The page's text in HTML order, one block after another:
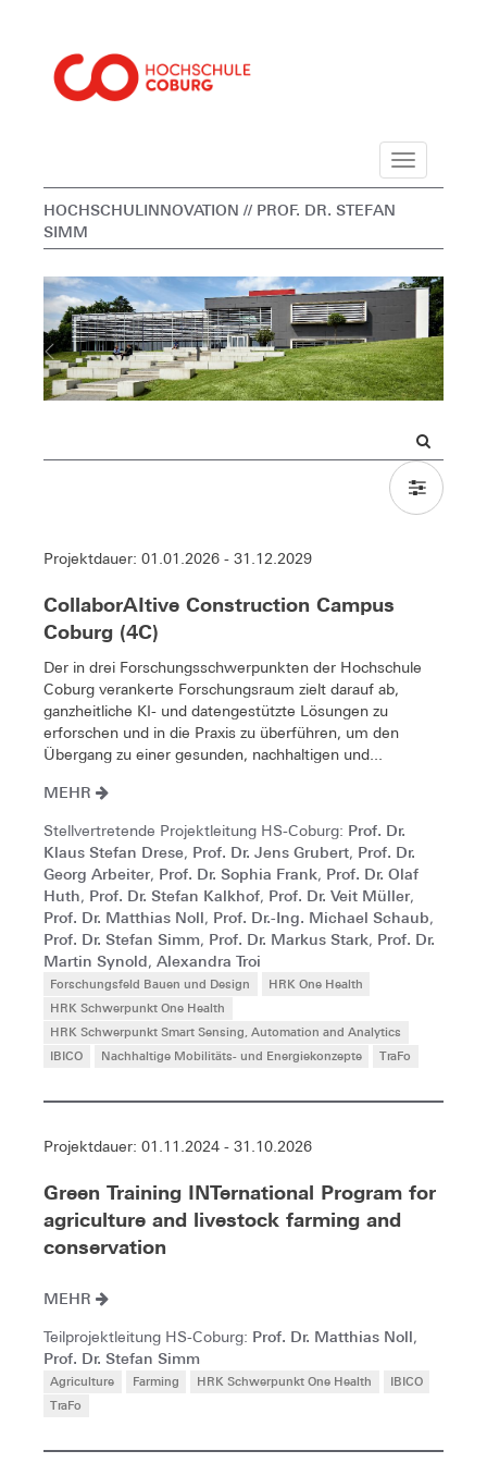
Navigation
HOCHSCHULINNOVATION // PROF. DR. STEFAN
SIMM
Projektdauer: 01.01.2026 - 31.12.2029
CollaborAItive Construction Campus
Coburg (4C)
Der in drei Forschungsschwerpunkten der Hochschule
Coburg verankerte Forschungsraum zielt darauf ab,
ganzheitliche KI- und datengestützte Lösungen zu
erforschen und in die Praxis zu überführen, um den
Übergang zu einer gesunden, nachhaltigen und...
MEHR
Stellvertretende Projektleitung HS-Coburg: Prof. Dr.
Klaus Stefan Drese, Prof. Dr. Jens Grubert, Prof. Dr.
Georg Arbeiter, Prof. Dr. Sophia Frank, Prof. Dr. Olaf
Huth, Prof. Dr. Stefan Kalkhof, Prof. Dr. Veit Müller,
Prof. Dr. Matthias Noll, Prof. Dr.-Ing. Michael Schaub,
Prof. Dr. Stefan Simm, Prof. Dr. Markus Stark, Prof. Dr.
Martin Synold, Alexandra Troi
Forschungsfeld Bauen und Design
HRK One Health
HRK Schwerpunkt One Health
HRK Schwerpunkt Smart Sensing, Automation and Analytics
IBICO
Nachhaltige Mobilitäts- und Energiekonzepte TraFo
Projektdauer: 01.11.2024 - 31.10.2026
Green Training INTernational Program for
agriculture and livestock farming and
conservation
MEHR
Teilprojektleitung HS-Coburg: Prof. Dr. Matthias Noll,
Prof. Dr. Stefan Simm
Agriculture Farming HRK Schwerpunkt One Health
IBICO
TraFo